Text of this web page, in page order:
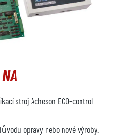
stroj Acheson ECO-control
opravy nebo nové výroby.